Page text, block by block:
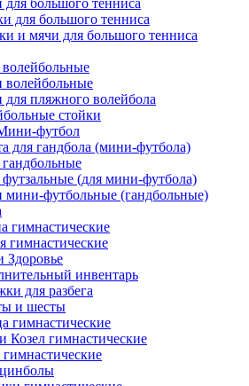
для большого тенниса
для большого тенниса
и мячи для большого тенниса
волейбольные
для пляжного волейбола
стойки
футбол
для гандбола (мини-футбола)
(для мини-футбола)
мини-футбольные (гандбольные)
гимнастические
гимнастические
Здоровье
инвентарь
для разбега
и шесты
гимнастические
Козел гимнастические